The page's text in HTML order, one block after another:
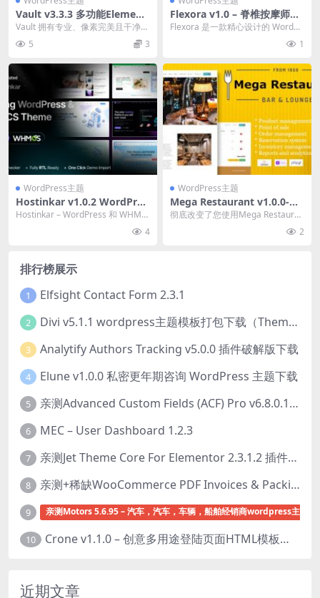
Vault v3.3.3 多功能Element
or WordPress主题破解版下
Vault 拥有专业、像素完美且干净的
现代布局，几乎适用于您需要的任
何网站： 小...
5 3
Flexora v1.0 – 脊椎按摩师和
物理治疗师 WordPress 主题
Flexora 是一款精心设计的 WordPr
1
WordPress主题
Hostinkar v1.0.2 WordPres
s 和 WHMCS 主题下载
Hostinkar – WordPress 和 WHMC
4
WordPress主题
Mega Restaurant v1.0.0-餐
厅管理系统PHP源码下载
彻底改变了您使用Mega Restauran
2
排行榜展示
1 Elfsight Contact Form 2.3.1
2 Divi v5.1.1 wordpress主题模板打包下载（Theme + Builder+ Extra Theme + Templates + Layouts + PSD）
3 Analytify Authors Tracking v5.0.0 插件破解版下载
4 Elune v1.0.0 私密更年期咨询 WordPress 主题下载
5 亲测Advanced Custom Fields (ACF) Pro v6.8.0.1 + Advanced Custom Fields: Extended PRO v0.9.2.3 | 网站开发自定义字段插件下载
6 MEC – User Dashboard 1.2.3
7 亲测Jet Theme Core For Elementor 2.3.1.2 插件下载
8 亲测+稀缺WooCommerce PDF Invoices & Packing Slips Professional v2.20.0 + Templates v2.25.1 [by WpOverNight] WooCommerce PDF 发票和装箱单插件下载
9 亲测Motors 5.6.95 – 汽车，汽车，车辆，船舶经销商wordpress主题下
10 Crone v1.1.0 – 创意多用途登陆页面HTML模板下载
近期文章